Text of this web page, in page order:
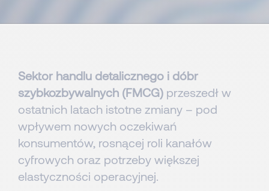
Sektor handlu detalicznego i dóbr
szybkozbywalnych (FMCG) przeszedł w
ostatnich latach istotne zmiany – pod
wpływem nowych oczekiwań
konsumentów, rosnącej roli kanałów
cyfrowych oraz potrzeby większej
elastyczności operacyjnej.